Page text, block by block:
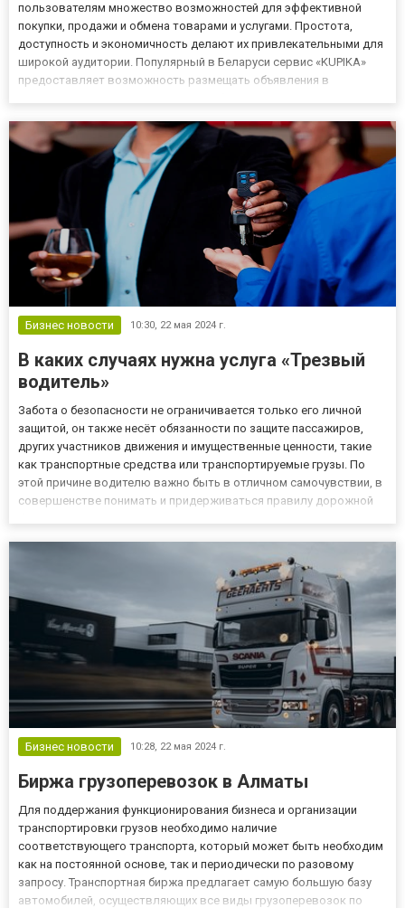
пользователям множество возможностей для эффективной
покупки, продажи и обмена товарами и услугами. Простота,
доступность и экономичность делают их привлекательными для
широкой аудитории. Популярный в Беларуси сервис «KUPIKA»
предоставляет возможность размещать объявления в
многое другое. Так, например, в...
Бизнес новости 10:30, 22 мая 2024 г.
В каких случаях нужна услуга «Трезвый
водитель»
Забота о безопасности не ограничивается только его личной
защитой, он также несёт обязанности по защите пассажиров,
других участников движения и имущественные ценности, такие
как транспортные средства или транспортируемые грузы. По
этой причине водителю важно быть в отличном самочувствии, в
совершенстве понимать и придерживаться правилу дорожной
Бизнес новости 10:28, 22 мая 2024 г.
Биржа грузоперевозок в Алматы
Для поддержания функционирования бизнеса и организации
транспортировки грузов необходимо наличие
соответствующего транспорта, который может быть необходим
как на постоянной основе, так и периодически по разовому
запросу. Транспортная биржа предлагает самую большую базу
автомобилей, осуществляющих все виды грузоперевозок по